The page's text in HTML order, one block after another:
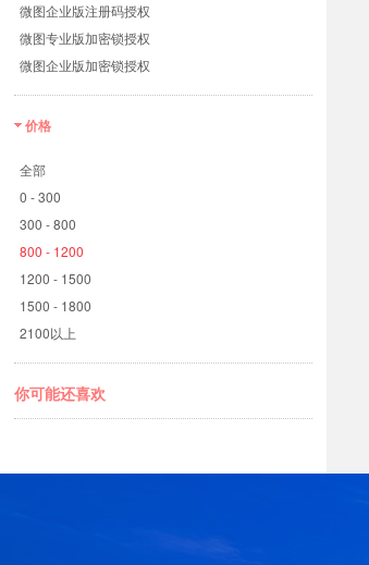
微图企业版注册码授权
微图专业版加密锁授权
微图企业版加密锁授权
价格
全部
0 - 300
300 - 800
800 - 1200
1200 - 1500
1500 - 1800
2100以上
你可能还喜欢